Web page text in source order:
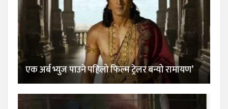
एक अर्ब भ्युज पाउने पहिलो फिल्म ट्रेलर बन्यो रामायण’